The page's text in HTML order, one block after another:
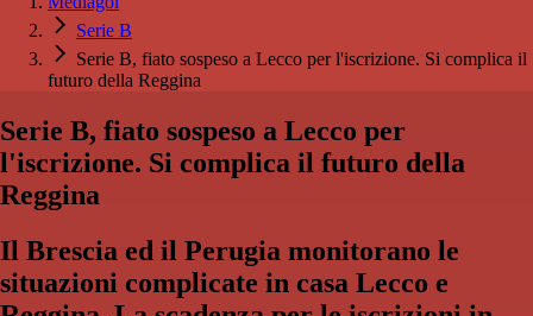
Serie B
Serie B, fiato sospeso a Lecco per l'iscrizione. Si complica il
futuro della Reggina
Serie B, fiato sospeso a Lecco per
l'iscrizione. Si complica il futuro della
Reggina
Il Brescia ed il Perugia monitorano le
situazioni complicate in casa Lecco e